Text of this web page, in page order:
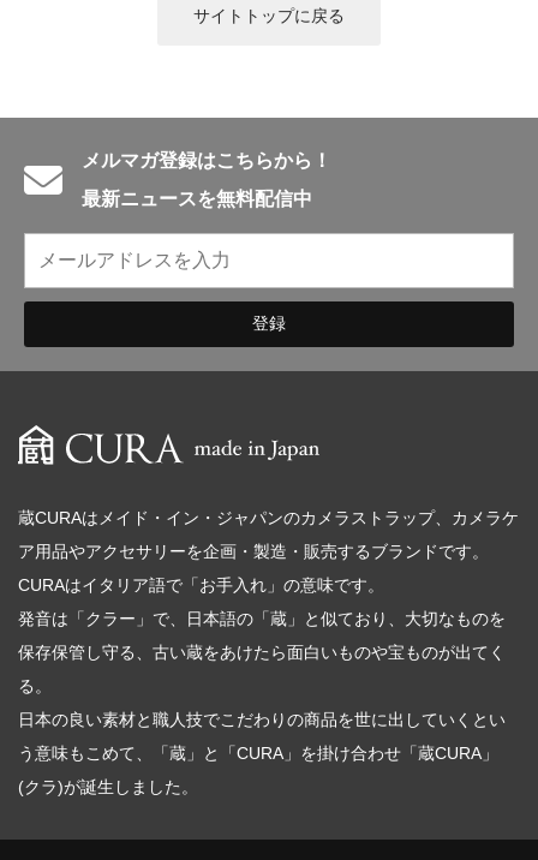
サイトトップに戻る
メルマガ登録はこちらから！
最新ニュースを無料配信中
蔵CURAはメイド・イン・ジャパンのカメラストラップ、カメラケ
ア用品やアクセサリーを企画・製造・販売するブランドです。
CURAはイタリア語で「お手入れ」の意味です。
発音は「クラー」で、日本語の「蔵」と似ており、大切なものを
保存保管し守る、古い蔵をあけたら面白いものや宝ものが出てく
る。
日本の良い素材と職人技でこだわりの商品を世に出していくとい
う意味もこめて、「蔵」と「CURA」を掛け合わせ「蔵CURA」
(クラ)が誕生しました。